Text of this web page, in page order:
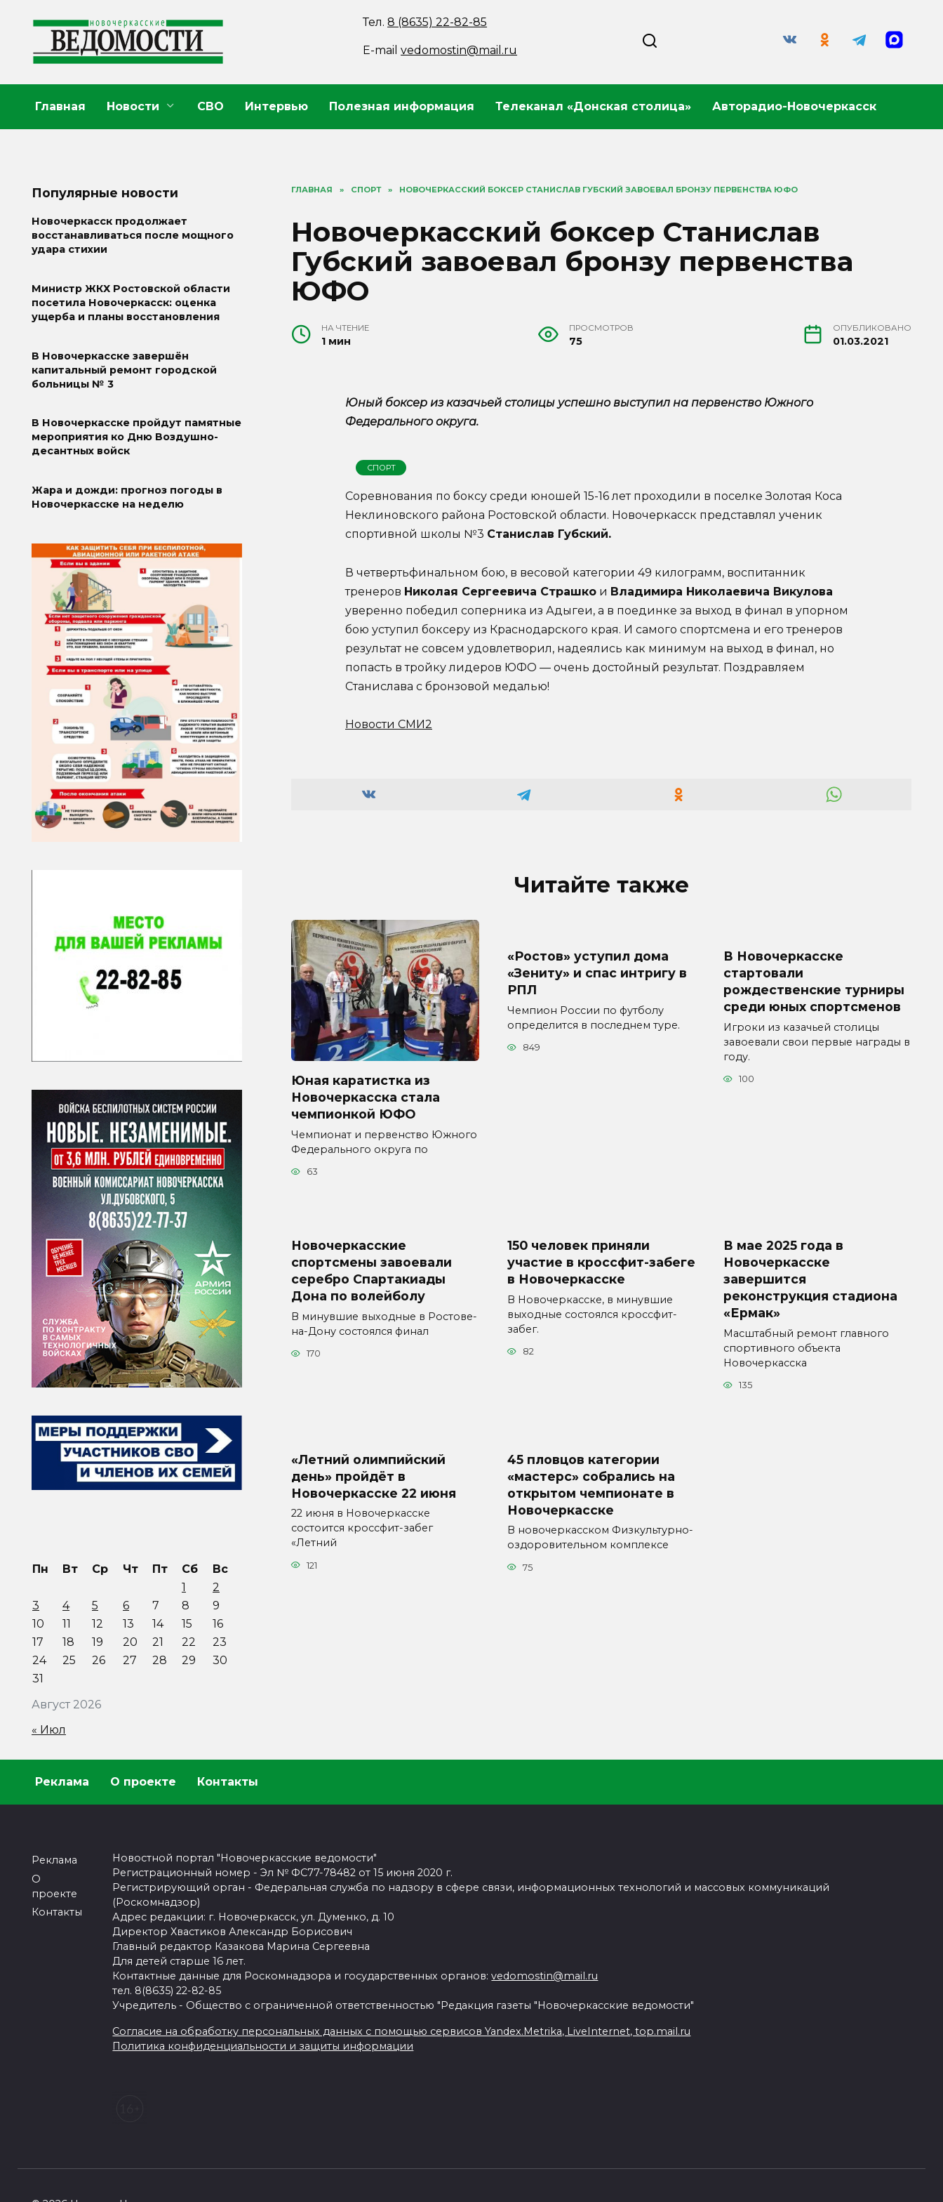
содержанию
Тел.8 (8635) 22-82-85
E-mailvedomostin@mail.ru
Главная Новости СВО Интервью Полезная информация Телеканал «Донская столица» Авторадио-Новочеркасск
ГЛАВНАЯ » СПОРТ » НОВОЧЕРКАССКИЙ БОКСЕР СТАНИСЛАВ ГУБСКИЙ ЗАВОЕВАЛ БРОНЗУ ПЕРВЕНСТВА ЮФО
Новочеркасский боксер Станислав
Губский завоевал бронзу первенства
ЮФО
НА ЧТЕНИЕ
1 мин
ПРОСМОТРОВ
75
ОПУБЛИКОВАНО
01.03.2021
Юный боксер из казачьей столицы успешно выступил на первенство Южного
Федерального округа.
СПОРТ
Соревнования по боксу среди юношей 15-16 лет проходили в поселке Золотая Коса
Неклиновского района Ростовской области. Новочеркасск представлял ученик
спортивной школы №3 Станислав Губский.
В четвертьфинальном бою, в весовой категории 49 килограмм, воспитанник
тренеров Николая Сергеевича Страшко и Владимира Николаевича Викулова
уверенно победил соперника из Адыгеи, а в поединке за выход в финал в упорном
бою уступил боксеру из Краснодарского края. И самого спортсмена и его тренеров
результат не совсем удовлетворил, надеялись как минимум на выход в финал, но
попасть в тройку лидеров ЮФО — очень достойный результат. Поздравляем
Станислава с бронзовой медалью!
Новости СМИ2
Читайте также
Юная каратистка из
Новочеркасска стала
чемпионкой ЮФО
Чемпионат и первенство Южного
Федерального округа по
63
«Ростов» уступил дома
«Зениту» и спас интригу в
РПЛ
Чемпион России по футболу
определится в последнем туре.
849
В Новочеркасске
стартовали
рождественские турниры
среди юных спортсменов
Игроки из казачьей столицы
завоевали свои первые награды в
году.
100
Новочеркасские
спортсмены завоевали
серебро Спартакиады
Дона по волейболу
В минувшие выходные в Ростове-
на-Дону состоялся финал
170
150 человек приняли
участие в кроссфит-забеге
в Новочеркасске
В Новочеркасске, в минувшие
выходные состоялся кроссфит-
забег.
82
В мае 2025 года в
Новочеркасске
завершится
реконструкция стадиона
«Ермак»
Масштабный ремонт главного
спортивного объекта
Новочеркасска
135
«Летний олимпийский
день» пройдёт в
Новочеркасске 22 июня
22 июня в Новочеркасске
состоится кроссфит-забег
«Летний
121
45 пловцов категории
«мастерс» собрались на
открытом чемпионате в
Новочеркасске
В новочеркасском Физкультурно-
оздоровительном комплексе
75
Популярные новости
Новочеркасск продолжает
восстанавливаться после мощного
удара стихии
Министр ЖКХ Ростовской области
посетила Новочеркасск: оценка
ущерба и планы восстановления
В Новочеркасске завершён
капитальный ремонт городской
больницы № 3
В Новочеркасске пройдут памятные
мероприятия ко Дню Воздушно-
десантных войск
Жара и дожди: прогноз погоды в
Новочеркасске на неделю
Август 2026
Пн Вт Ср Чт Пт Сб
Вс
1
2
3
4 5 6 7 8
9
10
11 12 13 14 15
16
17
18 19 20 21 22
23
24
25 26 27 28 29
30
31
« Июл
Реклама О проекте Контакты
Реклама
О
проекте
Контакты
Новостной портал "Новочеркасские ведомости"
Регистрационный номер - Эл № ФС77-78482 от 15 июня 2020 г.
Регистрирующий орган - Федеральная служба по надзору в сфере связи, информационных технологий и массовых коммуникаций
(Роскомнадзор)
Адрес редакции: г. Новочеркасск, ул. Думенко, д. 10
Директор Хвастиков Александр Борисович
Главный редактор Казакова Марина Сергеевна
Для детей старше 16 лет.
Контактные данные для Роскомнадзора и государственных органов:vedomostin@mail.ru
тел. 8(8635) 22-82-85
Учредитель - Общество с ограниченной ответственностью "Редакция газеты "Новочеркасские ведомости"
Согласие на обработку персональных данных с помощью сервисов Yandex.Metrika, LiveInternet, top.mail.ru
Политика конфиденциальности и защиты информации